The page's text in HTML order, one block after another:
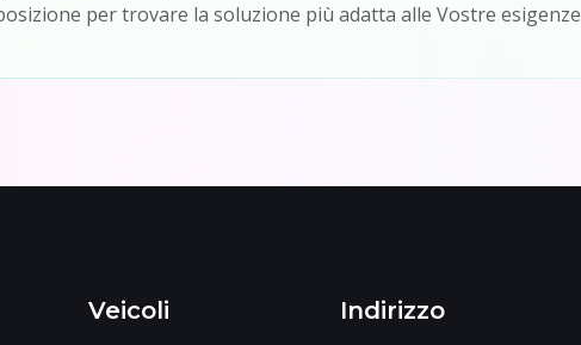
per trovare la soluzione più adatta alle Vostre esigenze
Veicoli Indirizzo